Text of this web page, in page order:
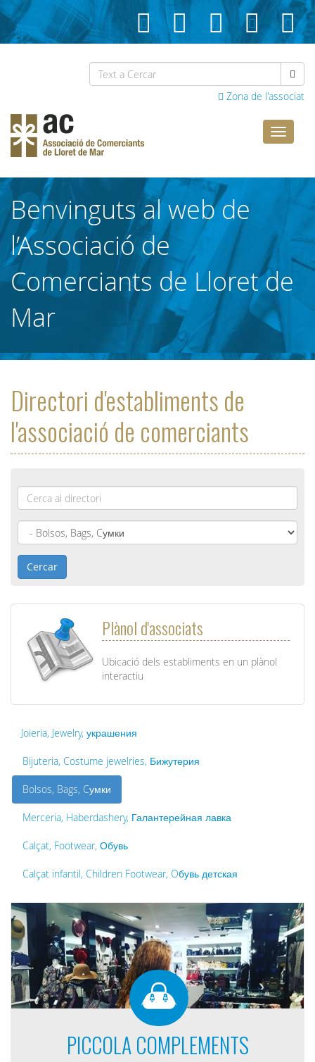
Zona de l'associat
Lloret
Benvinguts al web de
l’Associació de
Comerciants de Lloret de
Mar
Directori d'establiments de
l'associació de comerciants
Nom
*
Cercar
Plànol d'associats
Ubicació dels establiments en un plànol
interactiu
Joieria, Jewelry, украшения
Bijuteria, Costume jewelries, Бижутерия
Bolsos, Bags, Cумки
Merceria, Haberdashery, Галантерейная лавка
Calçat, Footwear, Обувь
Calçat infantil, Children Footwear, Oбувь детская
PICCOLA COMPLEMENTS